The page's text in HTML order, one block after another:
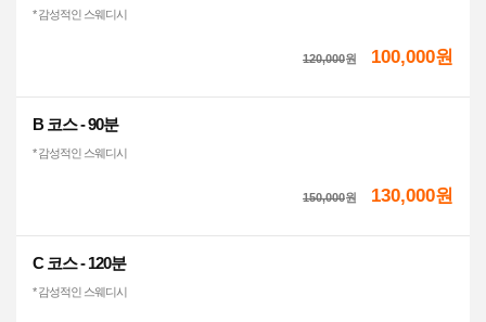
* 감성적인 스웨디시
120,000원 100,000원
B 코스 - 90분
* 감성적인 스웨디시
150,000원 130,000원
C 코스 - 120분
* 감성적인 스웨디시